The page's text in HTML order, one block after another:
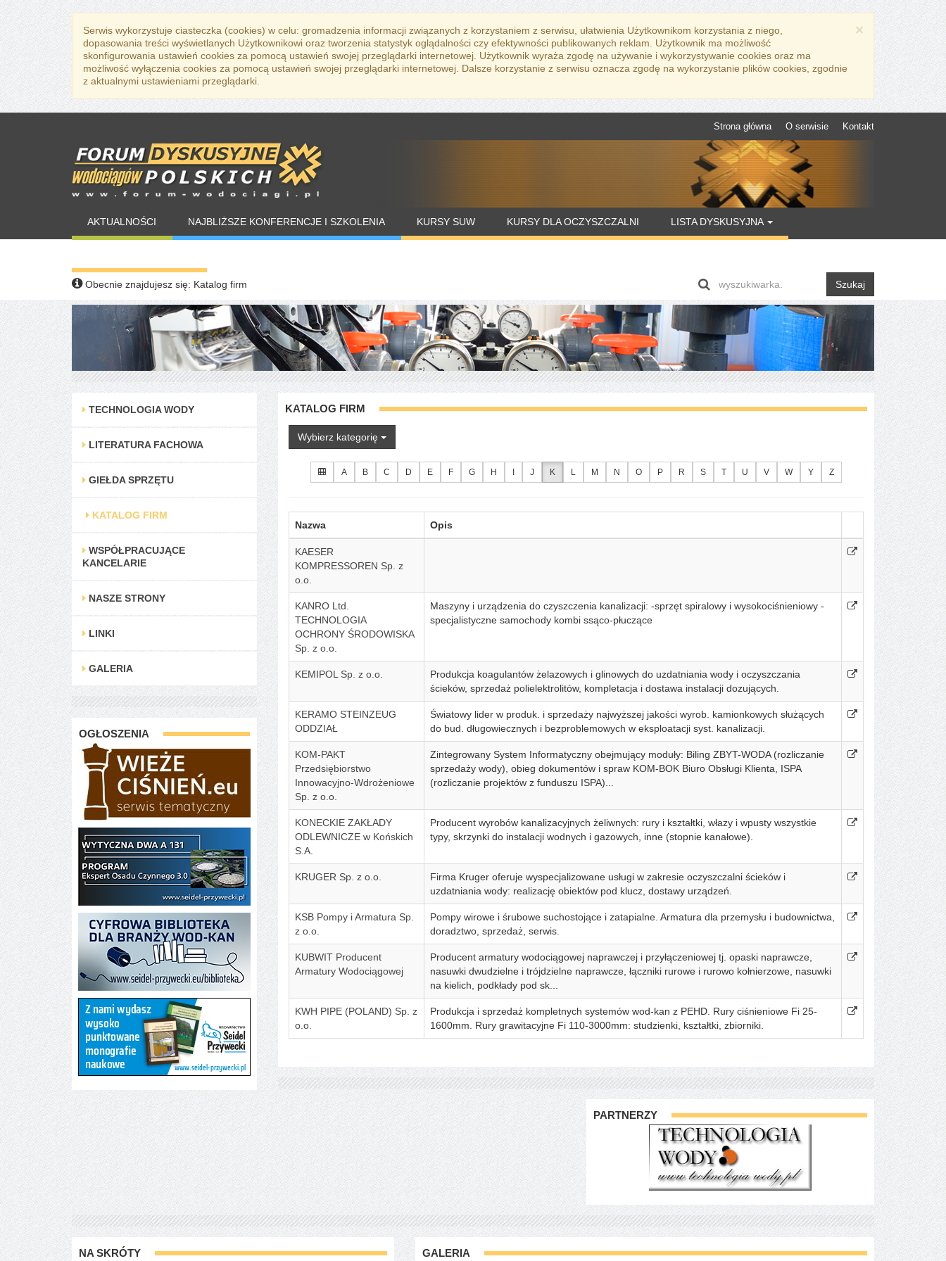
×
Serwis wykorzystuje ciasteczka (cookies) w celu: gromadzenia informacji związanych z korzystaniem z serwisu, ułatwienia Użytkownikom korzystania z niego,
dopasowania treści wyświetlanych Użytkownikowi oraz tworzenia statystyk oglądalności czy efektywności publikowanych reklam. Użytkownik ma możliwość
skonfigurowania ustawień cookies za pomocą ustawień swojej przeglądarki internetowej. Użytkownik wyraża zgodę na używanie i wykorzystywanie cookies oraz ma
możliwość wyłączenia cookies za pomocą ustawień swojej przeglądarki internetowej. Dalsze korzystanie z serwisu oznacza zgodę na wykorzystanie plików cookies, zgodnie
z aktualnymi ustawieniami przeglądarki.
Strona główna O serwisie Kontakt
AKTUALNOŚCI NAJBLIŻSZE KONFERENCJE I SZKOLENIA KURSY SUW KURSY DLA OCZYSZCZALNI LISTA DYSKUSYJNA
Obecnie znajdujesz się: Katalog firm Szukaj
TECHNOLOGIA WODY
LITERATURA FACHOWA
GIEŁDA SPRZĘTU
KATALOG FIRM
WSPÓŁPRACUJĄCE
KANCELARIE
NASZE STRONY
LINKI
GALERIA
OGŁOSZENIA
KATALOG FIRM
Wybierz kategorię
A B C D E F G H I J K L M N O P R S T U V W Y Z
Nazwa Opis
KAESER
KOMPRESSOREN Sp. z
o.o.
KANRO Ltd.
TECHNOLOGIA
OCHRONY ŚRODOWISKA
Sp. z o.o.
Maszyny i urządzenia do czyszczenia kanalizacji: -sprzęt spiralowy i wysokociśnieniowy -
specjalistyczne samochody kombi ssąco-płuczące
KEMIPOL Sp. z o.o.
Produkcja koagulantów żelazowych i glinowych do uzdatniania wody i oczyszczania
ścieków, sprzedaż polielektrolitów, kompletacja i dostawa instalacji dozujących.
KERAMO STEINZEUG
ODDZIAŁ
Światowy lider w produk. i sprzedaży najwyższej jakości wyrob. kamionkowych służących
do bud. długowiecznych i bezproblemowych w eksploatacji syst. kanalizacji.
KOM-PAKT
Przedsiębiorstwo
Innowacyjno-Wdrożeniowe
Sp. z o.o.
Zintegrowany System Informatyczny obejmujący moduły: Biling ZBYT-WODA (rozliczanie
sprzedaży wody), obieg dokumentów i spraw KOM-BOK Biuro Obsługi Klienta, ISPA
(rozliczanie projektów z funduszu ISPA)...
KONECKIE ZAKŁADY
ODLEWNICZE w Końskich
S.A.
Producent wyrobów kanalizacyjnych żeliwnych: rury i kształtki, włazy i wpusty wszystkie
typy, skrzynki do instalacji wodnych i gazowych, inne (stopnie kanałowe).
KRUGER Sp. z o.o.
Firma Kruger oferuje wyspecjalizowane usługi w zakresie oczyszczalni ścieków i
uzdatniania wody: realizację obiektów pod klucz, dostawy urządzeń.
KSB Pompy i Armatura Sp.
z o.o.
Pompy wirowe i śrubowe suchostojące i zatapialne. Armatura dla przemysłu i budownictwa,
doradztwo, sprzedaż, serwis.
KUBWIT Producent
Armatury Wodociągowej
Producent armatury wodociągowej naprawczej i przyłączeniowej tj. opaski naprawcze,
nasuwki dwudzielne i trójdzielne naprawcze, łączniki rurowe i rurowo kołnierzowe, nasuwki
na kielich, podkłady pod sk...
KWH PIPE (POLAND) Sp. z
o.o.
Produkcja i sprzedaż kompletnych systemów wod-kan z PEHD. Rury ciśnieniowe Fi 25-
1600mm. Rury grawitacyjne Fi 110-3000mm: studzienki, kształtki, zbiorniki.
PARTNERZY
NA SKRÓTY GALERIA